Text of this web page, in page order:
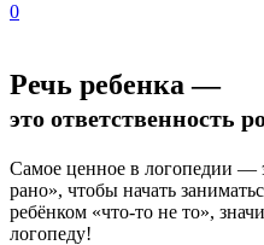
0
Речь ребенка —
это ответственность
Самое ценное в логопедии —
рано», чтобы начать
ребёнком «что-то не то»,
логопеду!